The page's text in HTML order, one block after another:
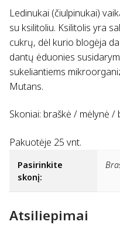
Ledinukai (čiulpinukai)
su ksilitoliu. Ksilitolis yra
cukrų, dėl kurio blogėja
dantų ėduonies
sukeliantiems
Mutans.
Skoniai: braškė / mėlynė /
Pakuotėje 25 vnt.
Pasirinkite
skonį:
Atsiliepimai